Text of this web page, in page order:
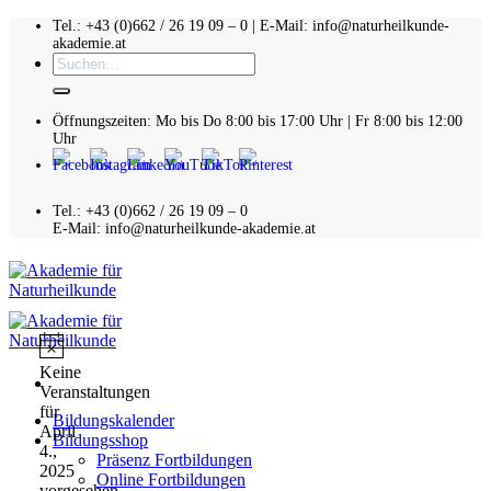
Zum
springen
Tel.: +43 (0)662 / 26 19 09 – 0 | E-Mail: info@naturheilkunde-
akademie.at
Suchen
nach:
Öffnungszeiten: Mo bis Do 8:00 bis 17:00 Uhr | Fr 8:00 bis 12:00
Uhr
Tel.: +43 (0)662 / 26 19 09 – 0
E-Mail: info@naturheilkunde-akademie.at
Bildungskalender
Bildungsshop
Präsenz Fortbildungen
Online Fortbildungen
Veranstaltungen
für
April
4.,
2025
Hinweis
Keine
Veranstaltungen
für
April
4.,
2025